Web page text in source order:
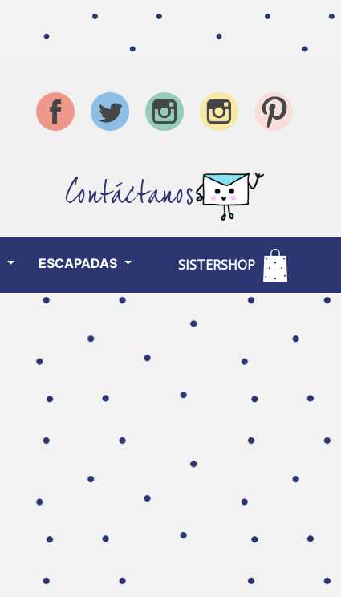
Contáctanos
ESCAPADAS SISTERSHOP